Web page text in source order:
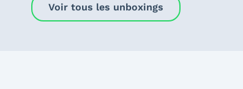
Voir tous les unboxings